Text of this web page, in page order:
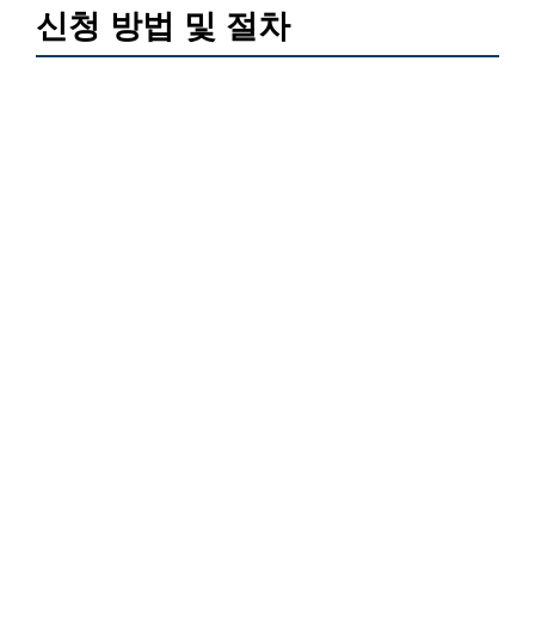
신청 방법 및 절차